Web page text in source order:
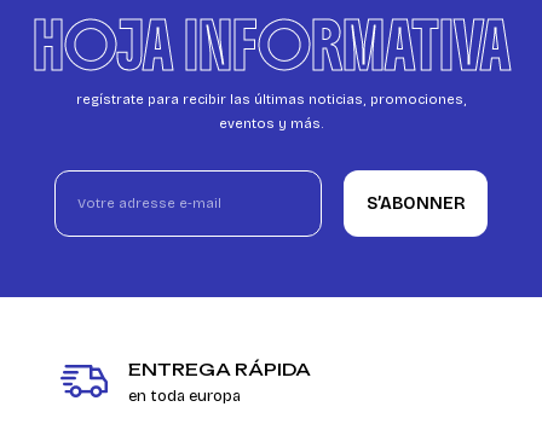
HOJA INFORMATIVA
regístrate para recibir las últimas noticias, promociones,
eventos y más.
S’ABONNER
ENTREGA RÁPIDA
en toda europa